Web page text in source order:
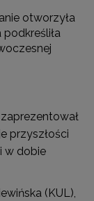
otworzyła
przyszłości
w dobie
(KUL),